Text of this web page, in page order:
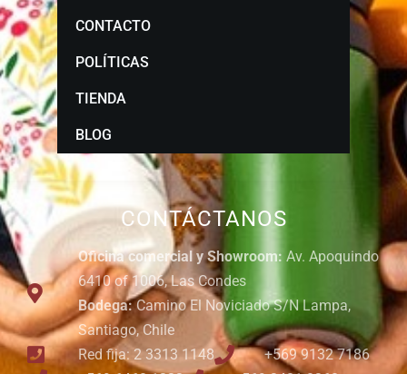
CONTÁCTANOS
Oficina comercial y Showroom: Av. Apoquindo
6410 of 1006, Las Condes
Bodega:Camino El Noviciado S/N Lampa,
Santiago, Chile
Red fija: 2 3313 1148
+569 9132 7186
CONTACTO
POLÍTICAS
TIENDA
BLOG